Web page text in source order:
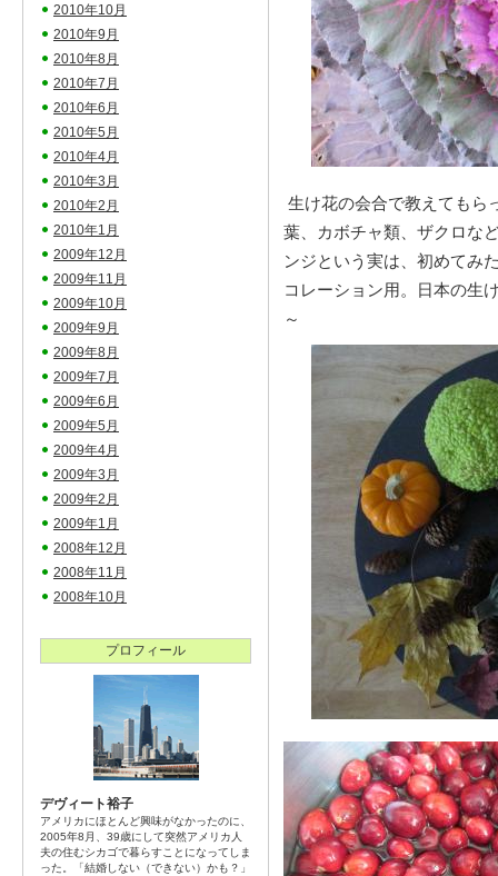
生け花の会合で教えてもら
葉、カボチャ類、ザクロな
ンジという実は、初めてみ
コレーション用。日本の生
～
2010年10月
2010年9月
2010年8月
2010年7月
2010年6月
2010年5月
2010年4月
2010年3月
2010年2月
2010年1月
2009年12月
2009年11月
2009年10月
2009年9月
2009年8月
2009年7月
2009年6月
2009年5月
2009年4月
2009年3月
2009年2月
2009年1月
2008年12月
2008年11月
2008年10月
プロフィール
デヴィート裕子
アメリカにほとんど興味がなかったのに、
2005年8月、39歳にして突然アメリカ人
夫の住むシカゴで暮らすことになってしま
った。「結婚しない（できない）かも？」